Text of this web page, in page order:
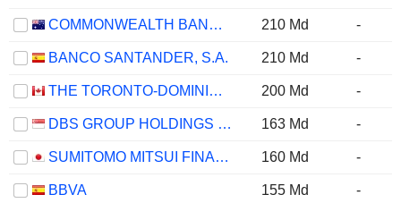
COMMONWEALTH BANK OF AUSTRALIA 210 Md -
BANCO SANTANDER, S.A. 210 Md -
THE TORONTO-DOMINION BANK 200 Md -
DBS GROUP HOLDINGS LTD 163 Md -
SUMITOMO MITSUI FINANCIAL GROUP, INC. 160 Md -
BBVA 155 Md -